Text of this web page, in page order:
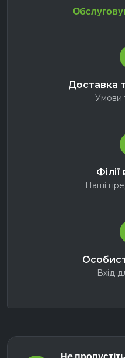
Доставка
Умови
Філії
Наші
Вхід